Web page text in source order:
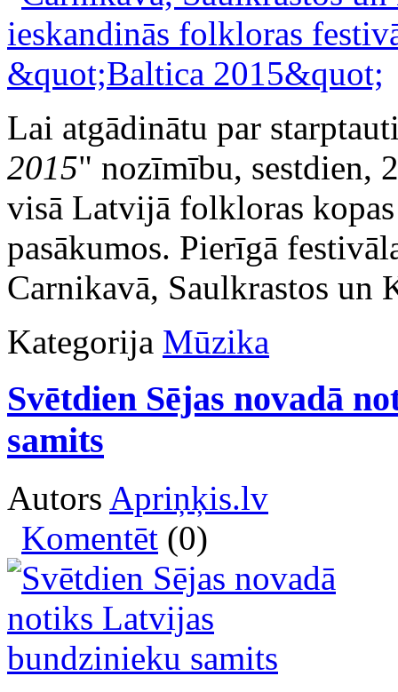
Lai atgādinātu par
2015" nozīmību, sestdien,
visā Latvijā folkloras
pasākumos. Pierīgā
Carnikavā, Saulkrastos un
Kategorija Mūzika
Svētdien Sējas novadā
samits
Autors Apriņķis.lv
Komentēt (0)